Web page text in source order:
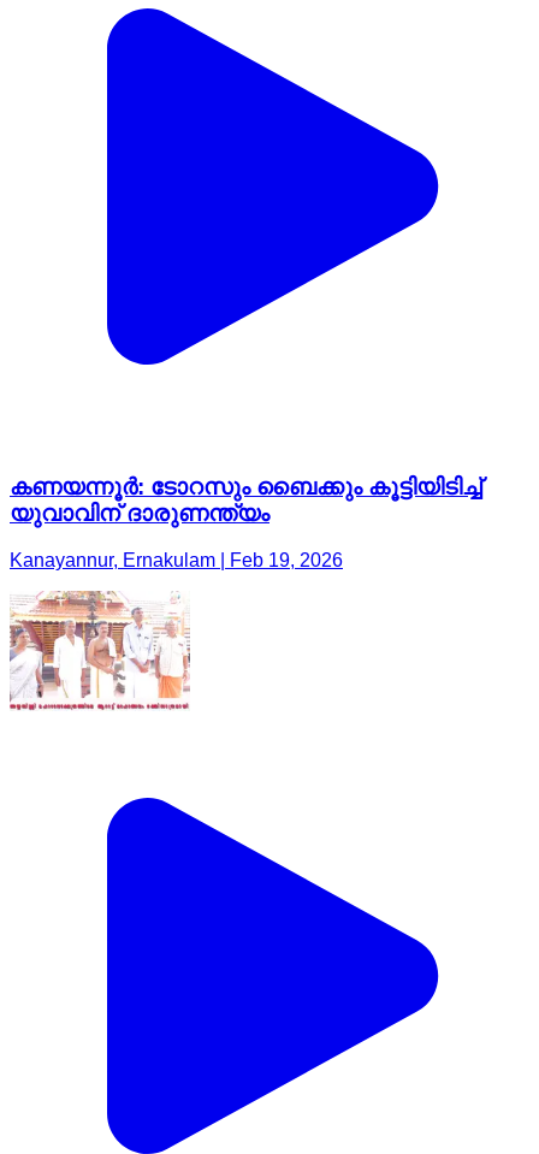
കണയന്നൂർ: ടോറസും ബൈക്കും കൂട്ടിയിടിച്ച്
യുവാവിന് ദാരുണന്ത്യം
Kanayannur, Ernakulam | Feb 19, 2026